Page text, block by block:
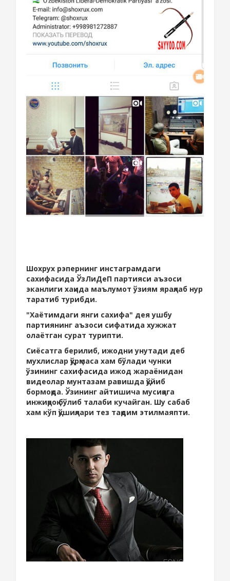
Шохрух рэпернинг инстаграмдаги
сахифасида ЎзЛиДеП партияси аъзоси
эканлиги хақида маълумот ўзиям ярақлаб нур
таратиб турибди.
"Хаётимдаги янги сахифа" дея ушбу
партиянинг аъзоси сифатида хужжат
олаётган сурат турипти.
Сиёсатга берилиб, ижодни унутади деб
мухлислар қўрқмаса хам бўлади чунки
ўзининг сахифасида ижод жараёнидан
видеолар мунтазам равишда қўйиб
бормоқда. Ўзининг айтишича мусиқага
инжиқроқ бўлиб талаби кучайган. Шу сабаб
хам кўп қўшиқлари тез тақдим этилмаяпти.